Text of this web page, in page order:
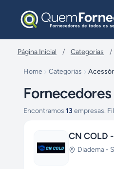
Página Inicial / Categorias /
Home Categorias
Encontramos 13 empresas.
CN COLD
Diadema -